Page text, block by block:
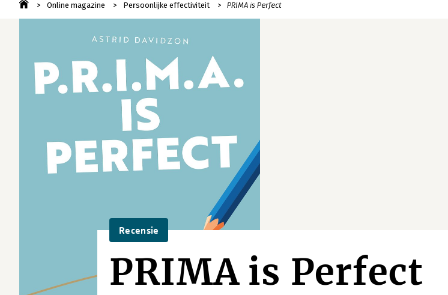
Online magazine Persoonlijke effectiviteit PRIMA is Perfect
Recensie
PRIMA is Perfect